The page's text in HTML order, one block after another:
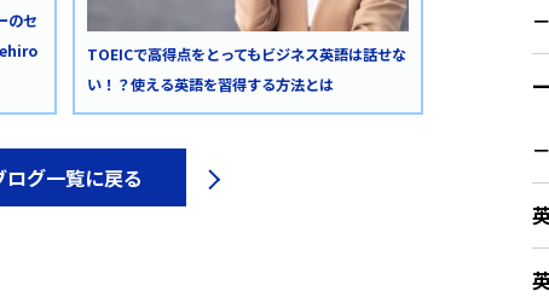
のセ
TOEICで高得点をとってもビジネス英語は話せな
い！？使える英語を習得する方法とは
ログ一覧に戻る